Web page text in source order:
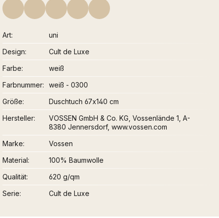
Art
uni
Design
Cult de Luxe
Farbe
weiß
Farbnummer
weiß - 0300
Größe
Duschtuch 67x140 cm
Hersteller
VOSSEN GmbH & Co. KG, Vossenlände 1, A-
8380 Jennersdorf, www.vossen.com
Marke
Vossen
Material
100% Baumwolle
Qualität
620 g/qm
Serie
Cult de Luxe